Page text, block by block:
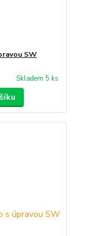
SW
Skladem 5 ks